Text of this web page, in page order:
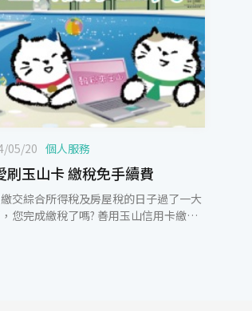
05/20 個人服務
刷玉山卡 繳稅免手續費
交綜合所得稅及房屋稅的日子過了一大
您完成繳稅了嗎? 善用玉山信用卡繳稅